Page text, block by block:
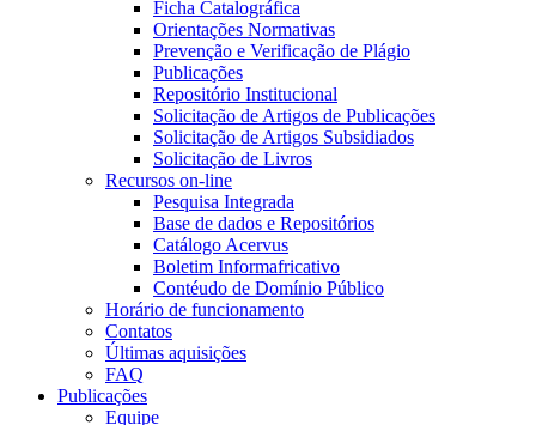
Ficha Catalográfica
Orientações Normativas
Prevenção e Verificação de Plágio
Publicações
Repositório Institucional
Solicitação de Artigos de Publicações
Solicitação de Artigos Subsidiados
Solicitação de Livros
Recursos on-line
Pesquisa Integrada
Base de dados e Repositórios
Catálogo Acervus
Boletim Informafricativo
Contéudo de Domínio Público
Horário de funcionamento
Contatos
Últimas aquisições
FAQ
Publicações
Equipe